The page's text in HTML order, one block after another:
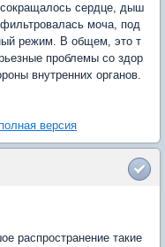
сердце, дыш
моча, под
режим. В общем, это т
проблемы со здор
внутренних органов.
версия
распространение такие